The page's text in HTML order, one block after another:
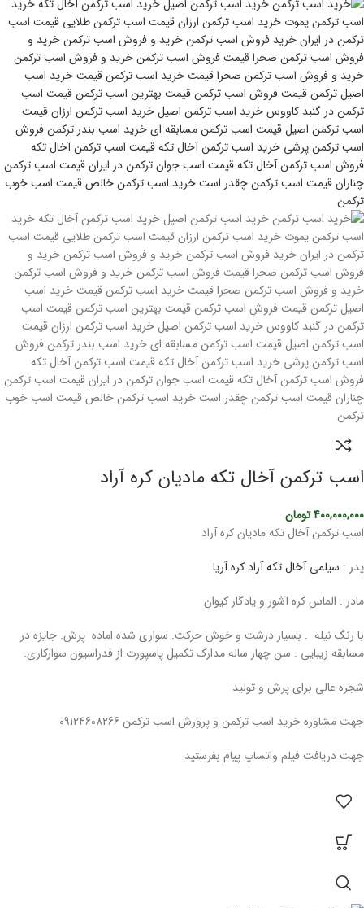
اسب ترکمن آخال تکه مادیان کره آراد
400,000,000تومان
اسب ترکمن آخال تکه مادیان کره آراد
پدر : سیلمی آخال تکه آراد کره آریا
مادر : الماس کره آشور و یادگار کیوان
با رنگ نیله . بسیار درشت و خوش حرکت. سواری شده اماده پرش. جایزه در
مسابقه زیبایی . سن چهار ساله مدارک تکمیل پاسپورت از فدراسیون سوارکاری.
شجره عالی برای پرش و تولید
جهت مشاوره خرید اسب ترکمن و پرورش اسب ترکمن 09124608266
جهت دریافت فیلم واتساپ پیام بفرستید